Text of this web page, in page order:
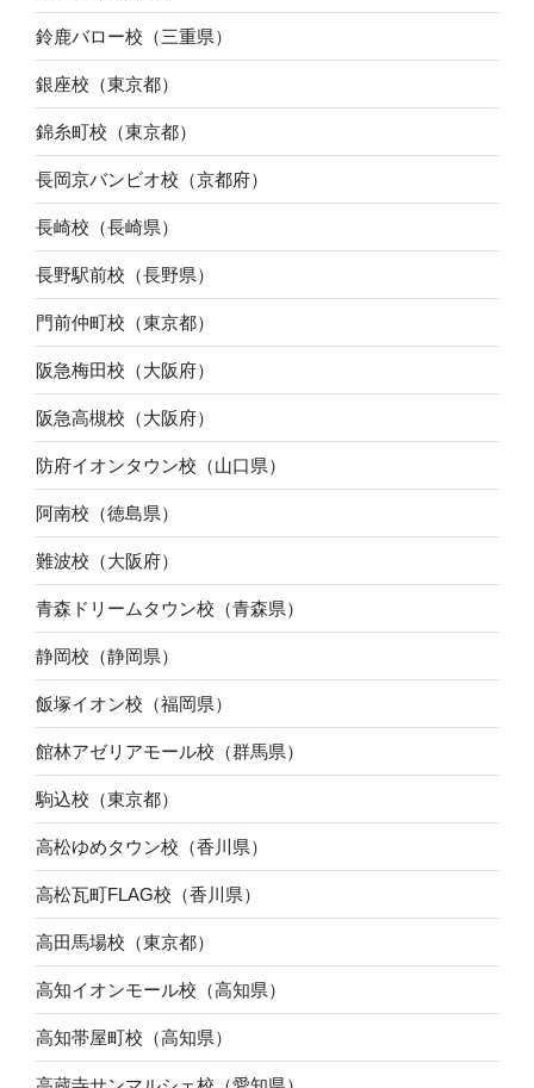
鈴鹿バロー校（三重県）
銀座校（東京都）
錦糸町校（東京都）
長岡京バンビオ校（京都府）
長崎校（長崎県）
長野駅前校（長野県）
門前仲町校（東京都）
阪急梅田校（大阪府）
阪急高槻校（大阪府）
防府イオンタウン校（山口県）
阿南校（徳島県）
難波校（大阪府）
青森ドリームタウン校（青森県）
静岡校（静岡県）
飯塚イオン校（福岡県）
館林アゼリアモール校（群馬県）
駒込校（東京都）
高松ゆめタウン校（香川県）
高松瓦町FLAG校（香川県）
高田馬場校（東京都）
高知イオンモール校（高知県）
高知帯屋町校（高知県）